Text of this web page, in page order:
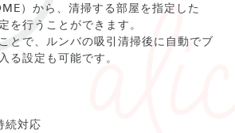
）から、清掃する部屋を指定した
を行うことができます。
とで、ルンバの吸引清掃後に自動でブ
る設定も可能です。
続対応